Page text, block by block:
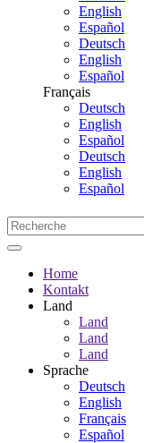
English
Español
Deutsch
English
Español
Français
Deutsch
English
Español
Deutsch
English
Español
Home
Kontakt
Land
Land
Land
Land
Sprache
Deutsch
English
Français
Español